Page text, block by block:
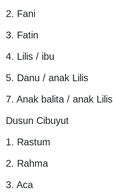
2. Fani
3. Fatin
4. Lilis / ibu
5. Danu / anak Lilis
7. Anak balita / anak Lilis
Dusun Cibuyut
1. Rastum
2. Rahma
3. Aca